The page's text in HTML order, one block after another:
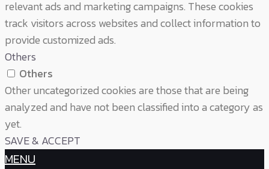
relevant ads and marketing campaigns. These cookies
track visitors across websites and collect information to
provide customized ads.
Others
Others
Other uncategorized cookies are those that are being
analyzed and have not been classified into a category as
yet.
SAVE & ACCEPT
MENU